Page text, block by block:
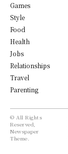
Games
Style
Food
Health
Jobs
Relationships
Travel
Parenting
© All Rights
Reserved,
Newspaper
Theme.